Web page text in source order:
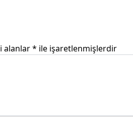
alanlar* ile işaretlenmişlerdir